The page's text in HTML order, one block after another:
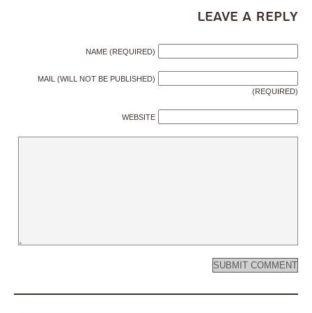
Leave a Reply
NAME (REQUIRED)
MAIL (WILL NOT BE PUBLISHED)
(REQUIRED)
WEBSITE